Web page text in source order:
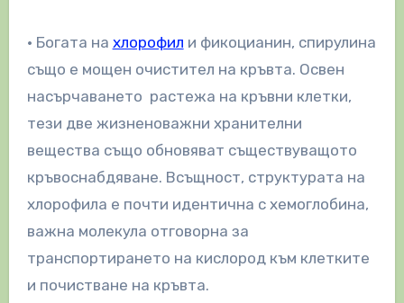
• Богата на хлорофил и фикоцианин, спирулина
също е мощен очистител на кръвта. Освен
насърчаването растежа на кръвни клетки,
тези две жизненоважни хранителни
вещества също обновяват съществуващото
кръвоснабдяване. Всъщност, структурата на
хлорофила е почти идентична с хемоглобина,
важна молекула отговорна за
транспортирането на кислород към клетките
и почистване на кръвта.